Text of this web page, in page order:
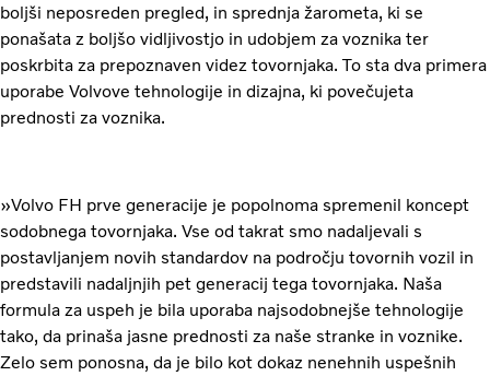
boljši neposreden pregled, in sprednja žarometa, ki se
ponašata z boljšo vidljivostjo in udobjem za voznika ter
poskrbita za prepoznaven videz tovornjaka. To sta dva primera
uporabe Volvove tehnologije in dizajna, ki povečujeta
prednosti za voznika.
»Volvo FH prve generacije je popolnoma spremenil koncept
sodobnega tovornjaka. Vse od takrat smo nadaljevali s
postavljanjem novih standardov na področju tovornih vozil in
predstavili nadaljnjih pet generacij tega tovornjaka. Naša
formula za uspeh je bila uporaba najsodobnejše tehnologije
tako, da prinaša jasne prednosti za naše stranke in voznike.
Zelo sem ponosna, da je bilo kot dokaz nenehnih uspešnih